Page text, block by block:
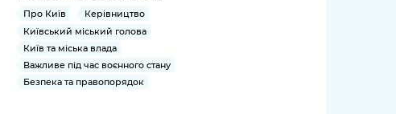
Про Київ
Керівництво
Київський міський голова
Київ та міська влада
Важливе під час воєнного стану
Безпека та правопорядок